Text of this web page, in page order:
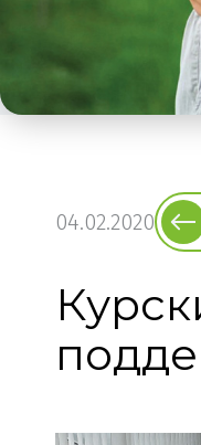
04.02.2020